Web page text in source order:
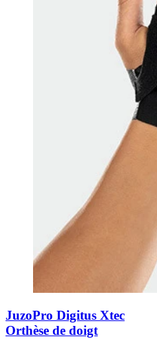
JuzoPro Digitus Xtec
Orthèse de doigt